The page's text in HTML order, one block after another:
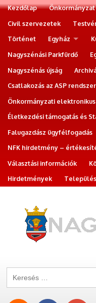
Kezdőlap Önkormányzat
Civil szervezetek
Történet
Egyház
Nagyszénási Parkfürdő
Nagyszénás újság
Csatlakozás az ASP
Önkormányzati
Életkezdési támogatás és
Falugazdász ügyfélfogadás
NFK hirdetmény –
Választási információk
Hirdetmények